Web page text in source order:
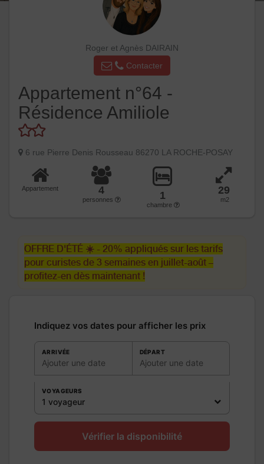
Roger et Agnès DAIRAIN
Contacter
Appartement n°64 -
Résidence Amiliole
6 rue Pierre Denis Rousseau 86270 LA ROCHE-POSAY
Appartement 4
personnes 1
chambre
29
m2
OFFRE D'ÉTÉ ☀️ - 20% appliqués sur les tarifs
pour curistes de 3 semaines en juillet-août –
profitez-en dès maintenant !
Indiquez vos dates pour afficher les prix
ARRIVÉE
Ajouter une date
DÉPART
Ajouter une date
VOYAGEURS
1 voyageur
Vérifier la disponibilité